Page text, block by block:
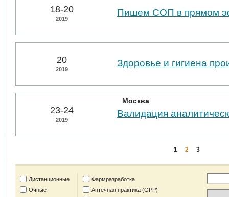
18-20
2019
Пишем СОП в прямом
20
2019
Здоровье и гигиена
23-24
2019
Москва
Валидация
1 2 3
Дистанционные
Очные
Фармразработка
Аптечная практика (GPP)